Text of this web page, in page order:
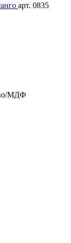
арт. 0835
МДФ